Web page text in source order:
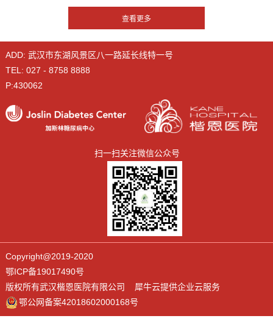
ADD: 武汉市东湖风景区八一路延长线特一号
TEL: 027 - 8758 8888
P:430062
扫一扫关注微信公众号
Copyright@2019-2020
鄂ICP备19017490号
版权所有武汉楷恩医院有限公司 犀牛云提供企业云服务
鄂公网备案42018602000168号